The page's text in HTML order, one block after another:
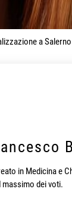
a
in Medicina e
massimo dei voti.